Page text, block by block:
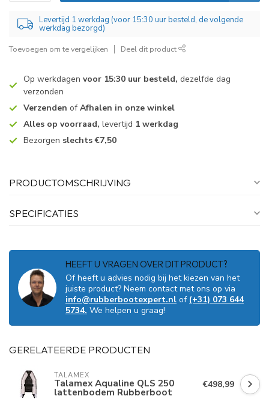
Levertijd 1 werkdag (voor 15:30 uur besteld, de volgende
werkdag bezorgd)
Toevoegen om te vergelijken Deel dit product
Op werkdagen voor 15:30 uur besteld, dezelfde dag
verzonden
Verzenden ofAfhalen in onze winkel
Alles op voorraad, levertijd 1 werkdag
Bezorgen slechts €7,50
PRODUCTOMSCHRIJVING
SPECIFICATIES
HEEFT U VRAGEN OVER DIT PRODUCT?
Of heeft u advies nodig bij het kiezen van het
juiste product? Neem contact met ons op via
info@rubberbootexpert.nl of (+31) 073 644
5734. We helpen u graag!
GERELATEERDE PRODUCTEN
TALAMEX
Talamex Aqualine QLS 250
lattenbodem Rubberboot
€498,99